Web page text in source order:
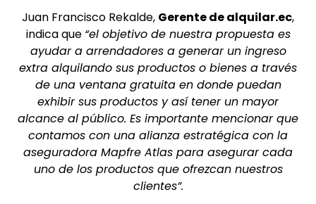
Juan Francisco Rekalde, Gerente de alquilar.ec,
indica que “el objetivo de nuestra propuesta es
ayudar a arrendadores a generar un ingreso
extra alquilando sus productos o bienes a través
de una ventana gratuita en donde puedan
exhibir sus productos y así tener un mayor
alcance al público. Es importante mencionar que
contamos con una alianza estratégica con la
aseguradora Mapfre Atlas para asegurar cada
uno de los productos que ofrezcan nuestros
clientes”.